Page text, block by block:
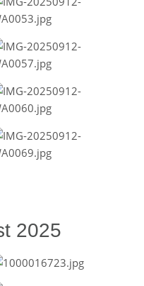
2025